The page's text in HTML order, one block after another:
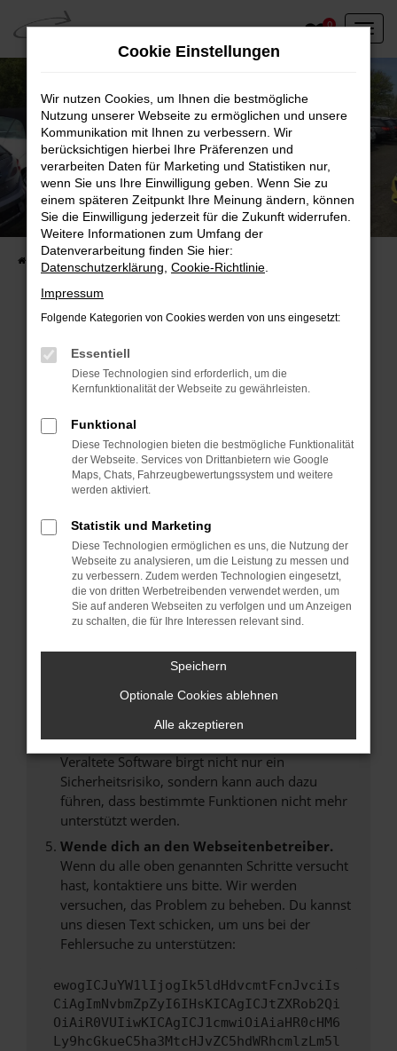
Zum
Hauptinhalt
springen
0
Unser Fahrzeugbestand vor Ort
Entdecken Sie unsere sofort verfügbaren
Fahrzeugangebote
Fehler: Network Error
Beim Laden ist ein Fehler aufgetreten.
Hier sind ein paar Tipps, die dir helfen können:
Überprüfe deine Firewall und deine
Internetverbindung.
Laden andere Webseiten, zum Beispiel deine
Suchmaschine?
Manche Erweiterungen, wie Werbeblocker,
können das Laden bestimmter Seiten
verhindern. Funktioniert die Seite in einem
anderen Browser oder in einem privaten
Fenster?
Das kann manchmal helfen, vorübergehende
Probleme zu beheben.
Stelle sicher, dass dein Browser und dein
Betriebssystem auf dem neuesten Stand
sind.
Veraltete Software birgt nicht nur ein
Sicherheitsrisiko, sondern kann auch dazu
führen, dass bestimmte Funktionen nicht mehr
unterstützt werden.
Wende dich an den Webseitenbetreiber.
Wenn du alle oben genannten Schritte versucht
hast, kontaktiere uns bitte. Wir werden
versuchen, das Problem zu beheben. Du kannst
uns diesen Text schicken, um uns bei der
Fehlersuche zu unterstützen:
ewogICJuYW1lIjogIk5ldHdvcmtFcnJvciIs
CiAgImNvbmZpZyI6IHsKICAgICJtZXRob2Qi
OiAiR0VUIiwKICAgICJ1cmwiOiAiaHR0cHM6
Ly9hcGkueC5ha3MtcHJvZC5hdWRhcmlzLm5l
Cookie Einstellungen
Wir nutzen Cookies, um Ihnen die bestmögliche
Nutzung unserer Webseite zu ermöglichen und unsere
Kommunikation mit Ihnen zu verbessern. Wir
berücksichtigen hierbei Ihre Präferenzen und
verarbeiten Daten für Marketing und Statistiken nur,
wenn Sie uns Ihre Einwilligung geben. Wenn Sie zu
einem späteren Zeitpunkt Ihre Meinung ändern, können
Sie die Einwilligung jederzeit für die Zukunft widerrufen.
Weitere Informationen zum Umfang der
Datenverarbeitung finden Sie hier:
Datenschutzerklärung Cookie-Richtlinie
Impressum
Folgende Kategorien von Cookies werden von uns eingesetzt:
Essentiell
Diese Technologien sind erforderlich, um die
Kernfunktionalität der Webseite zu gewährleisten.
Funktional
Diese Technologien bieten die bestmögliche Funktionalität
der Webseite. Services von Drittanbietern wie Google
Maps, Chats, Fahrzeugbewertungssystem und weitere
werden aktiviert.
Statistik und Marketing
Diese Technologien ermöglichen es uns, die Nutzung der
Webseite zu analysieren, um die Leistung zu messen und
zu verbessern. Zudem werden Technologien eingesetzt,
die von dritten Werbetreibenden verwendet werden, um
Sie auf anderen Webseiten zu verfolgen und um Anzeigen
zu schalten, die für Ihre Interessen relevant sind.
Speichern
Optionale Cookies ablehnen
Alle akzeptieren